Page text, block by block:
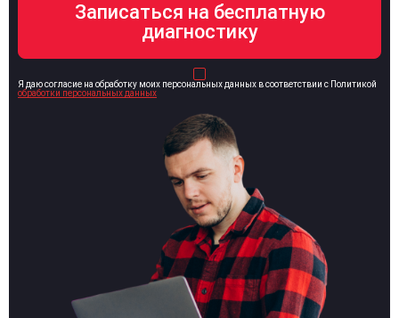
Я даю согласие на обработку моих персональных данных в соответствии с Политикой
обработки персональных данных